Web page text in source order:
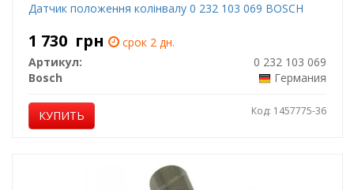
Датчик положення колінвалу 0 232 103 069 BOSCH
1 730 грн
срок 2 дн.
Артикул:
0 232 103 069
Bosch
Германия
КУПИТЬ Код: 1457775-36